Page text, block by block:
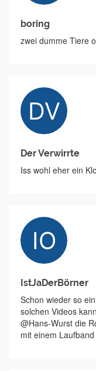
boring
zwei dumme Tiere
Der Verwirrte
Iss wohl eher ein
IstJaDerBörner
Schon wieder so
solchen Videos
@Hans-Wurst die
mit einem